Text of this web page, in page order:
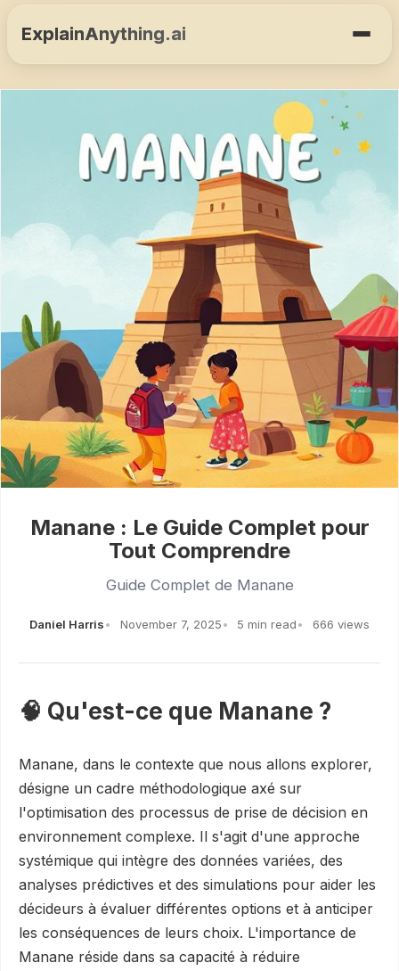
ExplainAnything.ai
Manane : Le Guide Complet pour
Tout Comprendre
Guide Complet de Manane
Daniel Harris November 7, 2025 5 min read 666 views
🧠 Qu'est-ce que Manane ?
Manane, dans le contexte que nous allons explorer,
désigne un cadre méthodologique axé sur
l'optimisation des processus de prise de décision en
environnement complexe. Il s'agit d'une approche
systémique qui intègre des données variées, des
analyses prédictives et des simulations pour aider les
décideurs à évaluer différentes options et à anticiper
les conséquences de leurs choix. L'importance de
Manane réside dans sa capacité à réduire